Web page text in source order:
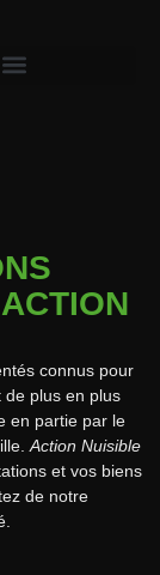
connus pour
de plus en plus
en partie par le
Action Nuisible
et vos biens
de notre